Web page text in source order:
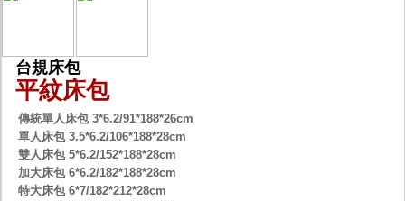
台規床包
平紋床包
傳統單人床包 3*6.2/91*188*26cm
單人床包 3.5*6.2/106*188*28cm
雙人床包 5*6.2/152*188*28cm
加大床包 6*6.2/182*188*28cm
特大床包 6*7/182*212*28cm